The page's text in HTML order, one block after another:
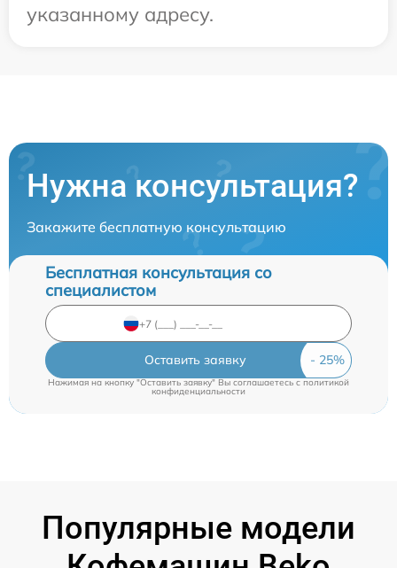
указанному адресу.
Нужна консультация?
Закажите бесплатную консультацию
Бесплатная консультация со
специалистом
Оставить заявку
Нажимая на кнопку "Оставить заявку" Вы соглашаетесь c политикой
конфиденциальности
Популярные модели